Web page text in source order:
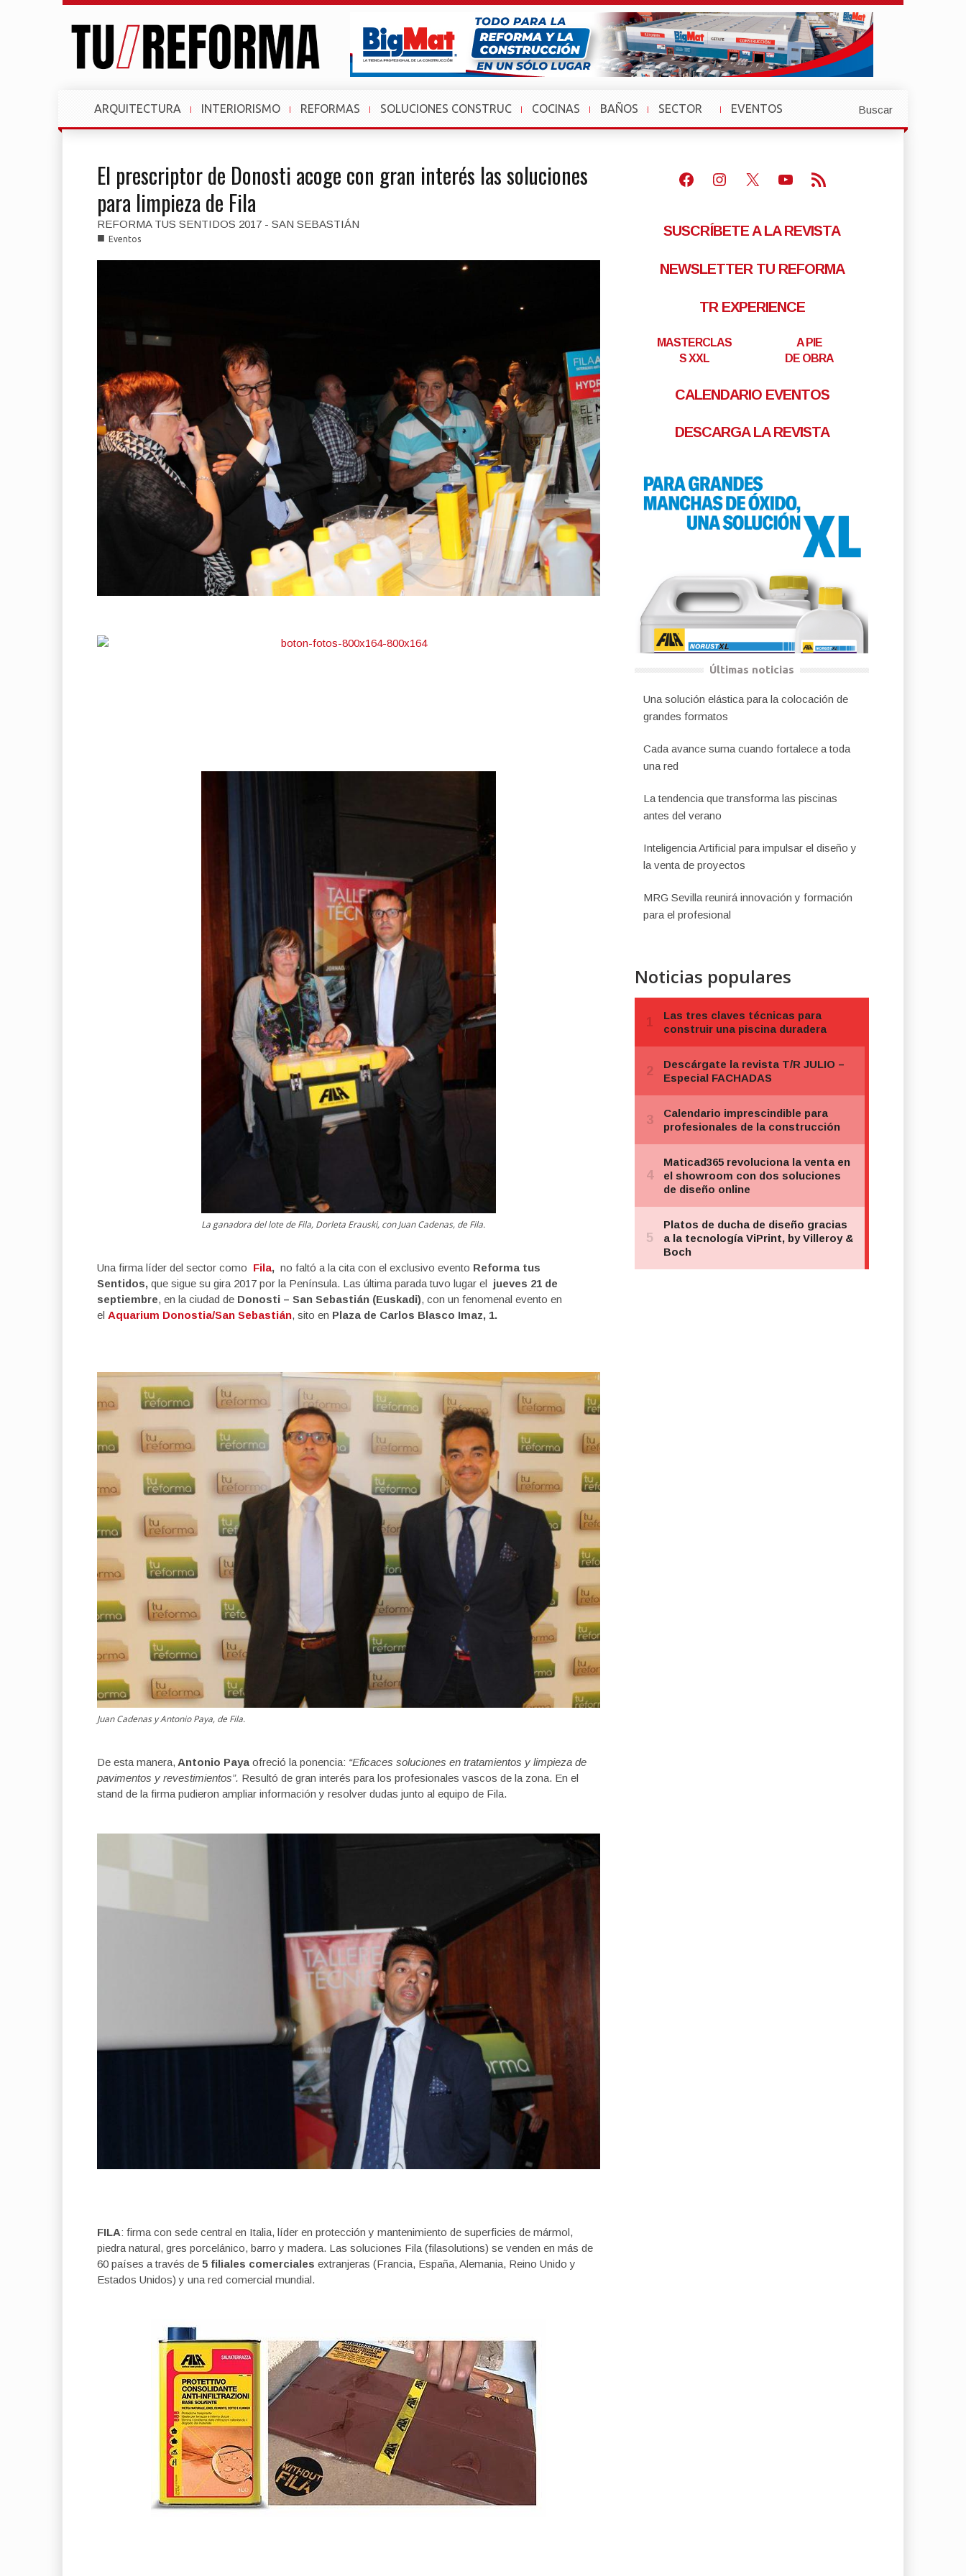
ARQUITECTURA INTERIORISMO REFORMAS SOLUCIONES CONSTRUC COCINAS BAÑOS
SECTOR
»
EVENTOS
»
Buscar
El prescriptor de Donosti acoge con gran interés las soluciones
para limpieza de Fila
REFORMA TUS SENTIDOS 2017 - SAN SEBASTIÁN
■ Eventos
La ganadora del lote de Fila, Dorleta Erauski, con Juan Cadenas, de Fila.
Una firma líder del sector como Fila, no faltó a la cita con el exclusivo evento Reforma tus
Sentidos, que sigue su gira 2017 por la Península. Las última parada tuvo lugar el jueves 21 de
septiembre, en la ciudad de Donosti – San Sebastián (Euskadi), con un fenomenal evento en
el Aquarium Donostia/San Sebastián, sito en Plaza de Carlos Blasco Imaz, 1.
Juan Cadenas y Antonio Paya, de Fila.
De esta manera, Antonio Paya ofreció la ponencia: “Eficaces soluciones en tratamientos y limpieza de
pavimentos y revestimientos”. Resultó de gran interés para los profesionales vascos de la zona. En el
stand de la firma pudieron ampliar información y resolver dudas junto al equipo de Fila.
FILA: firma con sede central en Italia, líder en protección y mantenimiento de superficies de mármol,
piedra natural, gres porcelánico, barro y madera. Las soluciones Fila (filasolutions) se venden en más de
60 países a través de 5 filiales comerciales extranjeras (Francia, España, Alemania, Reino Unido y
Estados Unidos) y una red comercial mundial.
Facebook
Instagram
X Youtube
Feed RSS
SUSCRÍBETE A LA REVISTA
NEWSLETTER TU REFORMA
TR EXPERIENCE
MASTERCLAS
S XXL
A PIE
DE OBRA
CALENDARIO EVENTOS
DESCARGA LA REVISTA
Últimas noticias
Una solución elástica para la colocación de
grandes formatos
Cada avance suma cuando fortalece a toda
una red
La tendencia que transforma las piscinas
antes del verano
Inteligencia Artificial para impulsar el diseño y
la venta de proyectos
MRG Sevilla reunirá innovación y formación
para el profesional
Noticias populares